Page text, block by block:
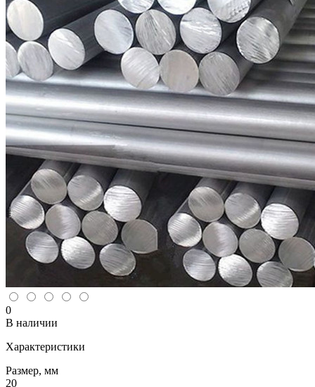
0
В наличии
Характеристики
Размер, мм
20